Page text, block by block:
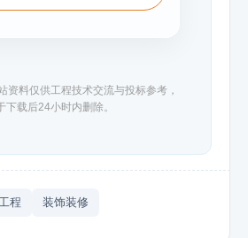
资料仅供工程技术交流与投标参考，
下载后24小时内删除。
程 装饰装修